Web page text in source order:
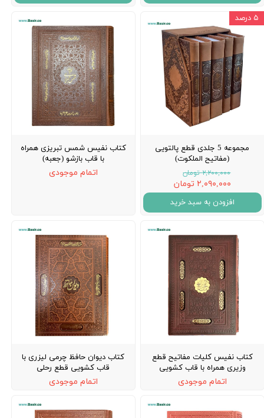
مجموعه 5 جلدی قطع پالتویی
(مفاتیح الملکوت)
۲,۲۰۰,۰۰۰ تومان
۲,۰۹۰,۰۰۰ تومان
افزودن به سبد خرید
۵ درصد
کتاب نفیس شمس تبریزی همراه
با قاب بازشو (جعبه)
اتمام موجودی
کتاب نفیس کلیات مفاتیح قطع
وزیری همراه با قاب کشویی
اتمام موجودی
کتاب دیوان حافظ چرمی لیزری با
قاب کشویی قطع رحلی
اتمام موجودی